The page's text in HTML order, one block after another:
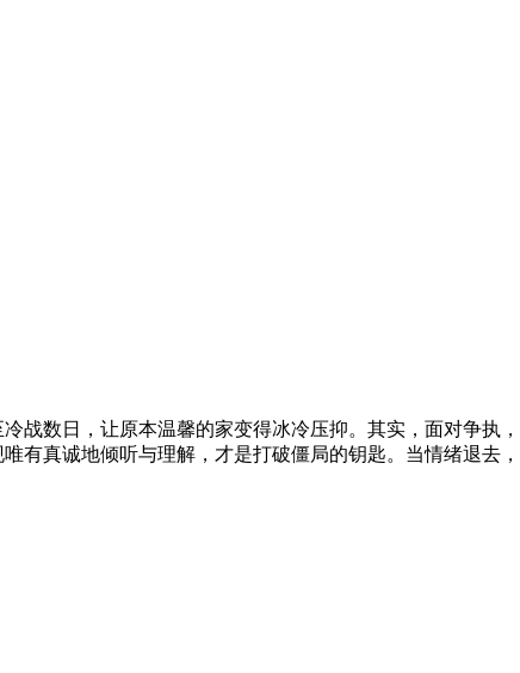
战数日，让原本温馨的家变得冰冷压抑。其实，面对争执，
有真诚地倾听与理解，才是打破僵局的钥匙。当情绪退去，